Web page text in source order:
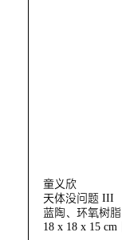
童义欣
天体没问题 III
蓝陶、环氧树
18 x 18 x 15 cm